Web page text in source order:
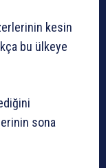
kesin
bu ülkeye
sona